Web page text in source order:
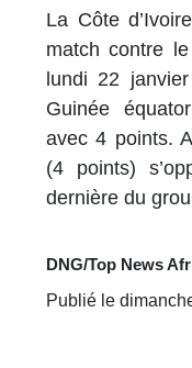
La Côte
match contre
lundi 22
Guinée
avec 4 points.
(4 points)
dernière du
DNG/Top News
Publié le